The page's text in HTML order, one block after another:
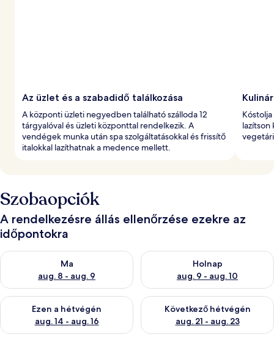
Az üzlet és a szabadidő találkozása
A központi üzleti negyedben található szálloda 12
tárgyalóval és üzleti központtal rendelkezik. A
vendégek munka után spa szolgáltatásokkal és frissítő
italokkal lazíthatnak a medence mellett.
Szobaopciók
A rendelkezésre állás ellenőrzése ezekre az
időpontokra
Ma
aug. 8 - aug. 9
A ma esti rendelkezésre állás ellenőrzése: aug. 8 - aug. 9
Holnap
aug. 9 - aug. 10
A holnapi rendelkezésre állás
Ezen a hétvégén
aug. 14 - aug. 16
A mostani hétvégi rendelkezésre állás ellenőrzése: aug. 14 -
Következő hétvégén
aug. 21 - aug. 23
A következő hétvégi